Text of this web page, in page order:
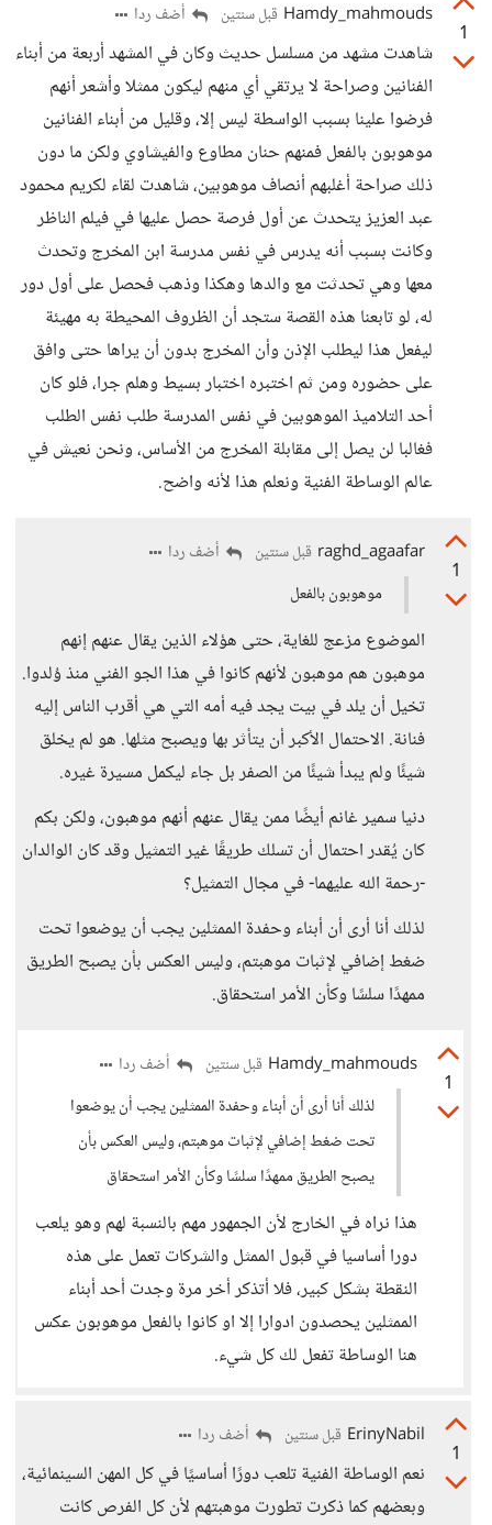
1
Hamdy_mahmouds قبل سنتين أضف ردا
شاهدت مشهد من مسلسل حديث وكان في المشهد أربعة من أبناء
الفنانين وصراحة لا يرتقي أي منهم ليكون ممثلا وأشعر أنهم
فرضوا علينا بسبب الواسطة ليس إلا، وقليل من أبناء الفنانين
موهوبون بالفعل فمنهم حنان مطاوع والفيشاوي ولكن ما دون
ذلك صراحة أغلبهم أنصاف موهوبين، شاهدت لقاء لكريم محمود
عبد العزيز يتحدث عن أول فرصة حصل عليها في فيلم الناظر
وكانت بسبب أنه يدرس في نفس مدرسة ابن المخرج وتحدث
معها وهي تحدثت مع والدها وهكذا وذهب فحصل على أول دور
له، لو تابعنا هذه القصة ستجد أن الظروف المحيطة به مهيئة
ليفعل هذا ليطلب الإذن وأن المخرج بدون أن يراها حتى وافق
على حضوره ومن ثم اختبره اختبار بسيط وهلم جرا، فلو كان
أحد التلاميذ الموهوبين في نفس المدرسة طلب نفس الطلب
فغالبا لن يصل إلى مقابلة المخرج من الأساس، ونحن نعيش في
عالم الوساطة الفنية ونعلم هذا لأنه واضح.
1
raghd_agaafar قبل سنتين
أضف ردا
موهوبون بالفعل
الموضوع مزعج للغاية، حتى هؤلاء الذين يقال عنهم إنهم
موهبون هم موهبون لأنهم كانوا في هذا الجو الفني منذ وُلدوا.
تخيل أن يلد في بيت يجد فيه أمه التي هي أقرب الناس إليه
فنانة. الاحتمال الأكبر أن يتأثر بها ويصبح مثلها. هو لم يخلق
شيئًا ولم يبدأ شيئًا من الصفر بل جاء ليكمل مسيرة غيره.
دنيا سمير غانم أيضًا ممن يقال عنهم أنهم موهبون، ولكن بكم
كان يُقدر احتمال أن تسلك طريقًا غير التمثيل وقد كان الوالدان
-رحمة الله عليهما- في مجال التمثيل؟
لذلك أنا أرى أن أبناء وحفدة الممثلين يجب أن يوضعوا تحت
ضغط إضافي لإثبات موهبتم، وليس العكس بأن يصبح الطريق
ممهدًا سلسًا وكأن الأمر استحقاق.
1
Hamdy_mahmouds قبل سنتين
أضف ردا
لذلك أنا أرى أن أبناء وحفدة الممثلين يجب أن يوضعوا
تحت ضغط إضافي لإثبات موهبتم، وليس العكس بأن
يصبح الطريق ممهدًا سلسًا وكأن الأمر استحقاق
هذا نراه في الخارج لأن الجمهور مهم بالنسبة لهم وهو يلعب
دورا أساسيا في قبول الممثل والشركات تعمل على هذه
النقطة بشكل كبير، فلا أتذكر أخر مرة وجدت أحد أبناء
الممثلين يحصدون ادوارا إلا او كانوا بالفعل موهوبون عكس
هنا الوساطة تفعل لك كل شيء.
1
ErinyNabil قبل سنتين أضف ردا
نعم الوساطة الفنية تلعب دورًا أساسيًا في كل المهن السينمائية،
وبعضهم كما ذكرت تطورت موهبتهم لأن كل الفرص كانت